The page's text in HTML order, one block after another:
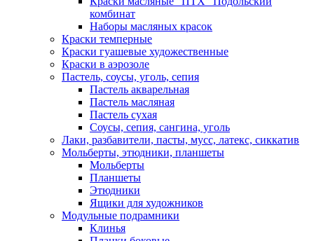
комбинат
Наборы масляных красок
Краски темперные
Краски гуашевые художественные
Краски в аэрозоле
Пастель, соусы, уголь, сепия
Пастель акварельная
Пастель масляная
Пастель сухая
Соусы, сепия, сангина, уголь
Лаки, разбавители, пасты, мусс, латекс, сиккатив
Мольберты, этюдники, планшеты
Мольберты
Планшеты
Этюдники
Ящики для художников
Модульные подрамники
Клинья